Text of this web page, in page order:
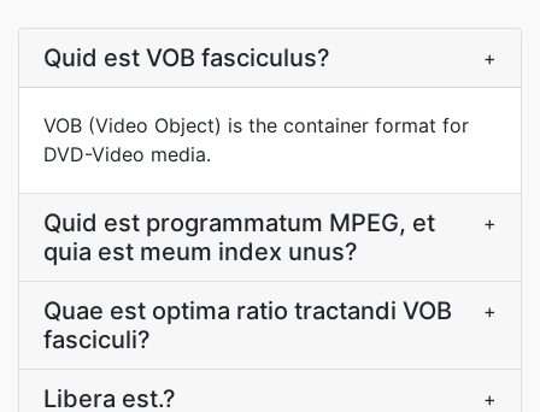
Quid est VOB fasciculus? +
VOB (Video Object) is the container format for
DVD-Video media.
Quid est programmatum MPEG, et
quia est meum index unus?
+
Quae est optima ratio tractandi VOB
fasciculi?
+
Libera est.? +